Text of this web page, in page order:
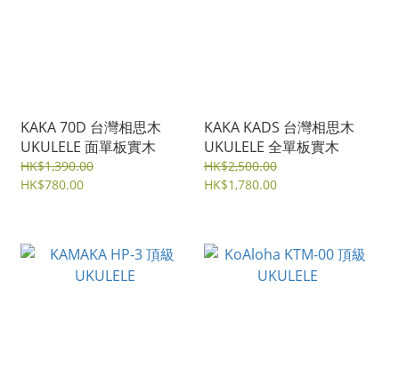
KAKA 70D 台灣相思木
UKULELE 面單板實木
HK$1,390.00
HK$780.00
KAKA KADS 台灣相思木
UKULELE 全單板實木
HK$2,500.00
HK$1,780.00